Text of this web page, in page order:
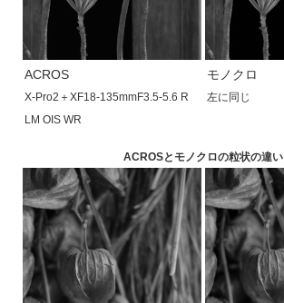
ACROS
X-Pro2＋XF18-135mmF3.5-5.6 R
LM OIS WR
モノクロ
左に同じ
ACROSとモノクロの粒状の違い